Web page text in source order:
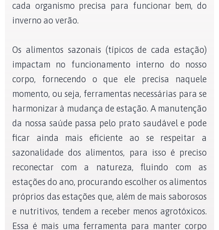
cada organismo precisa para funcionar bem, do
inverno ao verão.
Os alimentos sazonais (típicos de cada estação)
impactam no funcionamento interno do nosso
corpo, fornecendo o que ele precisa naquele
momento, ou seja, ferramentas necessárias para se
harmonizar à mudança de estação. A manutenção
da nossa saúde passa pelo prato saudável e pode
ficar ainda mais eficiente ao se respeitar a
sazonalidade dos alimentos, para isso é preciso
reconectar com a natureza, fluindo com as
estações do ano, procurando escolher os alimentos
próprios das estações que, além de mais saborosos
e nutritivos, tendem a receber menos agrotóxicos.
Essa é mais uma ferramenta para manter corpo